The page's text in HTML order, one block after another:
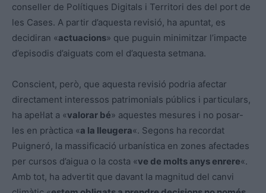
conseller de Polítiques Digitals i Territori des del port de
les Cases. A partir d’aquesta revisió, ha apuntat, es
decidiran «actuacions» que puguin minimitzar l’impacte
d’episodis d’aiguats com el d’aquesta setmana.
Conscient, però, que aquesta revisió podria afectar
directament interessos patrimonials públics i particulars,
ha apel·lat a «valorar bé» aquestes mesures i no posar-
les en pràctica «a la lleugera«. Segons ha recordat
Puigneró, la massificació urbanística en zones afectades
per cursos d’aigua o la costa «ve de molts anys enrere«.
Amb tot, ha advertit que davant la magnitud del canvi